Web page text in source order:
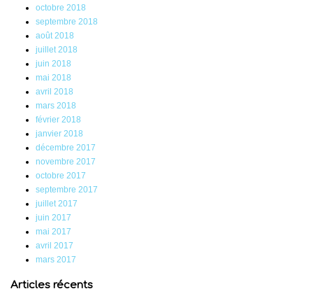
octobre 2018
septembre 2018
août 2018
juillet 2018
juin 2018
mai 2018
avril 2018
mars 2018
février 2018
janvier 2018
décembre 2017
novembre 2017
octobre 2017
septembre 2017
juillet 2017
juin 2017
mai 2017
avril 2017
mars 2017
Articles récents